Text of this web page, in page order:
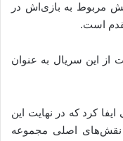
مربوط به بازی‌اش در
است.
از این سریال به عنوان
کرد که در نهایت این
اصلی مجموعه